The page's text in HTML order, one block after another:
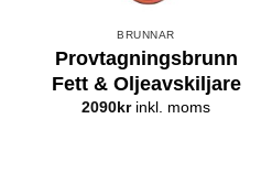
BRUNNAR
Provtagningsbrunn
Fett & Oljeavskiljare
2090 krinkl. moms